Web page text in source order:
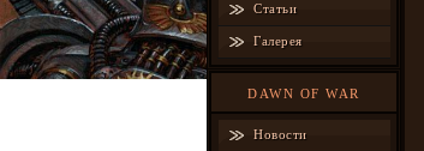
Статьи
Галерея
DAWN OF WAR
Новости